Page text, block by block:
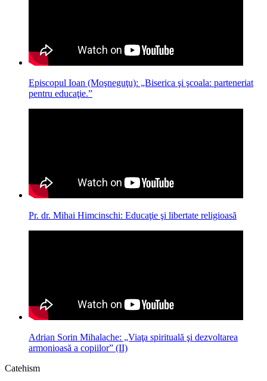
Episcopul Ioan (Moşneguţu): „Biserica şi şcoala: parteneriat
pentru educaţie.”
Pr. dr. Mihai Himcinschi: Educaţie şi libertate religioasă
Adrian Sorin Mihalache: „Viaţa spirituală şi dezvoltarea
armonioasă a copiilor” (II)
Catehism